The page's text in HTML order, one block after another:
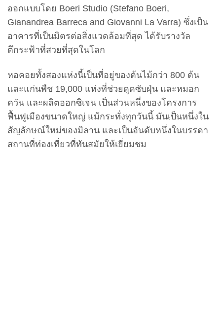
ออกแบบโดย Boeri Studio (Stefano Boeri,
Gianandrea Barreca and Giovanni La Varra) ซึ่งเป็น
อาคารที่เป็นมิตรต่อสิ่งแวดล้อมที่สุด ได้รับรางวัล
ตึกระฟ้าที่สวยที่สุดในโลก
หอคอยทั้งสองแห่งนี้เป็นที่อยู่ของต้นไม้กว่า 800 ต้น
และแก่นพืช 19,000 แห่งที่ช่วยดูดซับฝุ่น และหมอก
ควัน และผลิตออกซิเจน เป็นส่วนหนึ่งของโครงการ
ฟื้นฟูเมืองขนาดใหญ่ แม้กระทั่งทุกวันนี้ มันเป็นหนึ่งใน
สัญลักษณ์ใหม่ของมิลาน และเป็นอันดับหนึ่งในบรรดา
สถานที่ท่องเที่ยวที่ทันสมัยให้เยี่ยมชม